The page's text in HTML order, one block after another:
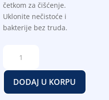
četkom za čišćenje.
Uklonite nečistoće i
bakterije bez truda.
61cm
Nero
količina
DODAJ U KORPU